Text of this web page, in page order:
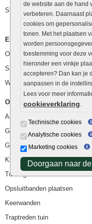
de website aan de hand
verbeteren. Daarnaast
cookies om
tonen. Met het plaatsen
worden
toestemming voor deze
hieronder een vinkje
accepteren? Dan kan je
aanpassen in de
Lees voor meer
cookieverklaring.
Technische cookies
Analytische cookies
Marketing cookies
Doorgaan naar
Stapelstenen
Extra benodigdheden
Ophoogzand
Siergrind en siersplit
Waterafvoer
Overig
Aanbiedingen
Goedkope bestrating
Goedkope tuintegels
Kunstgras
Tuintegels outlet
Opsluitbanden plaatsen
Keerwanden
Traptreden tuin